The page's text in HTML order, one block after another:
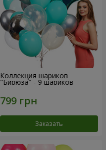
Коллекция шариков
"Бирюза" - 9 шариков
Заказать